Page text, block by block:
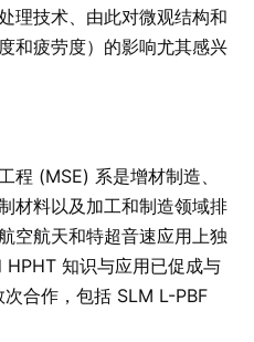
理技术、由此对微观结构和
和疲劳度）的影响尤其感兴
程 (MSE) 系是增材制造、
材料以及加工和制造领域排
空航天和特超音速应用上独
知识与应用已促成与
合作，包括 SLM L-PBF